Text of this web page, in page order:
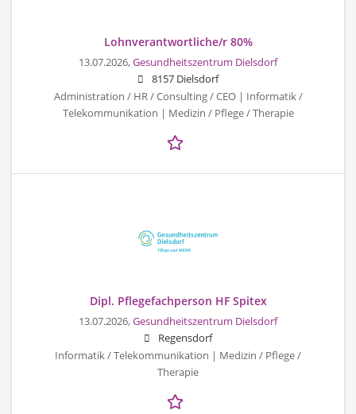
Lohnverantwortliche/r 80%
13.07.2026,Gesundheitszentrum Dielsdorf
8157 Dielsdorf
Administration / HR / Consulting / CEO | Informatik /
Telekommunikation | Medizin / Pflege / Therapie
Dipl. Pflegefachperson HF Spitex
13.07.2026,Gesundheitszentrum Dielsdorf
Regensdorf
Informatik / Telekommunikation | Medizin / Pflege /
Therapie